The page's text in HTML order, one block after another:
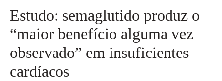
Estudo: semaglutido produz o
“maior benefício alguma vez
observado” em insuficientes
cardíacos